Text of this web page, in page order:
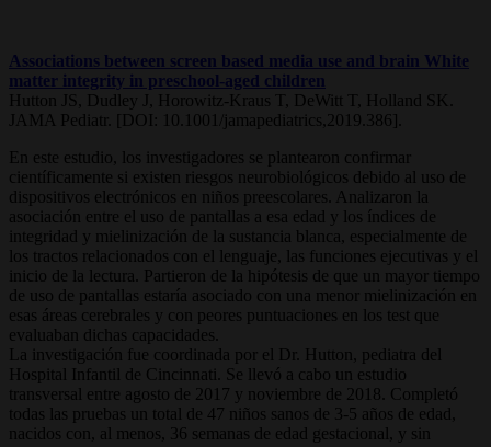
Associations between screen based media use and brain White
matter integrity in preschool-aged children
Hutton JS, Dudley J, Horowitz-Kraus T, DeWitt T, Holland SK.
JAMA Pediatr. [DOI: 10.1001/jamapediatrics,2019.386].
En este estudio, los investigadores se plantearon confirmar
científicamente si existen riesgos neurobiológicos debido al uso de
dispositivos electrónicos en niños preescolares. Analizaron la
asociación entre el uso de pantallas a esa edad y los índices de
integridad y mielinización de la sustancia blanca, especialmente de
los tractos relacionados con el lenguaje, las funciones ejecutivas y el
inicio de la lectura. Partieron de la hipótesis de que un mayor tiempo
de uso de pantallas estaría asociado con una menor mielinización en
esas áreas cerebrales y con peores puntuaciones en los test que
evaluaban dichas capacidades.
La investigación fue coordinada por el Dr. Hutton, pediatra del
Hospital Infantil de Cincinnati. Se llevó a cabo un estudio
transversal entre agosto de 2017 y noviembre de 2018. Completó
todas las pruebas un total de 47 niños sanos de 3-5 años de edad,
nacidos con, al menos, 36 semanas de edad gestacional, y sin